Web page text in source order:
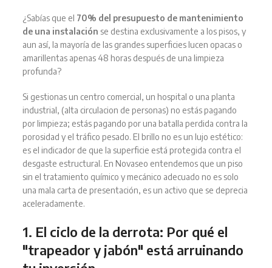
¿Sabías que el 70% del presupuesto de mantenimiento
de una instalación se destina exclusivamente a los pisos, y
aun así, la mayoría de las grandes superficies lucen opacas o
amarillentas apenas 48 horas después de una limpieza
profunda?
Si gestionas un centro comercial, un hospital o una planta
industrial, (alta circulacion de personas) no estás pagando
por limpieza; estás pagando por una batalla perdida contra la
porosidad y el tráfico pesado. El brillo no es un lujo estético:
es el indicador de que la superficie está protegida contra el
desgaste estructural. En Novaseo entendemos que un piso
sin el tratamiento químico y mecánico adecuado no es solo
una mala carta de presentación, es un activo que se deprecia
aceleradamente.
1. El ciclo de la derrota: Por qué el
"trapeador y jabón" está arruinando